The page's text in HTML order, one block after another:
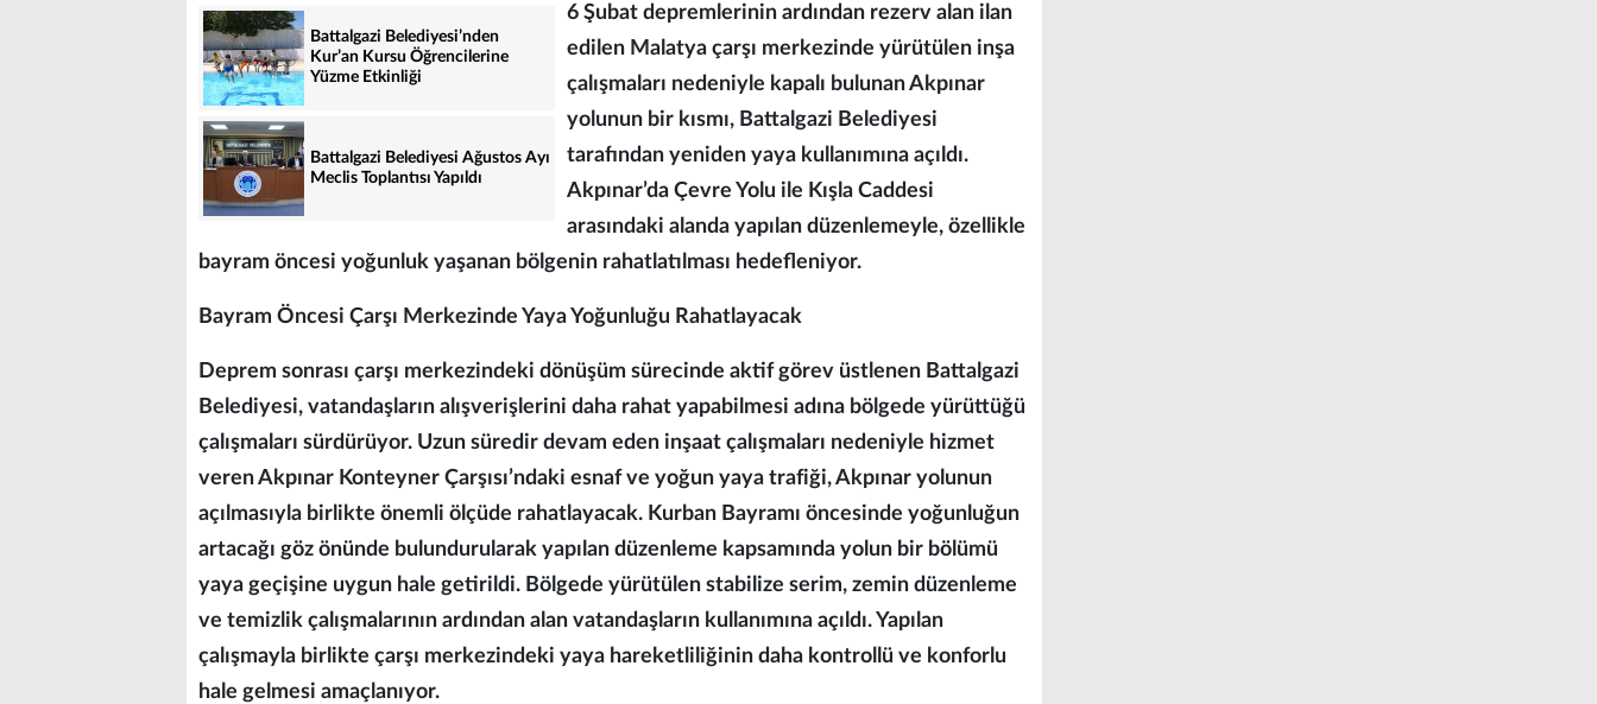
Battalgazi Belediyesi’nden
Kur’an Kursu Öğrencilerine
Yüzme Etkinliği
Battalgazi Belediyesi Ağustos Ayı
Meclis Toplantısı Yapıldı
6 Şubat depremlerinin ardından rezerv alan ilan
edilen Malatya çarşı merkezinde yürütülen inşa
çalışmaları nedeniyle kapalı bulunan Akpınar
yolunun bir kısmı, Battalgazi Belediyesi
tarafından yeniden yaya kullanımına açıldı.
Akpınar’da Çevre Yolu ile Kışla Caddesi
arasındaki alanda yapılan düzenlemeyle, özellikle
bayram öncesi yoğunluk yaşanan bölgenin rahatlatılması hedefleniyor.
Bayram Öncesi Çarşı Merkezinde Yaya Yoğunluğu Rahatlayacak
Deprem sonrası çarşı merkezindeki dönüşüm sürecinde aktif görev üstlenen Battalgazi
Belediyesi, vatandaşların alışverişlerini daha rahat yapabilmesi adına bölgede yürüttüğü
çalışmaları sürdürüyor. Uzun süredir devam eden inşaat çalışmaları nedeniyle hizmet
veren Akpınar Konteyner Çarşısı’ndaki esnaf ve yoğun yaya trafiği, Akpınar yolunun
açılmasıyla birlikte önemli ölçüde rahatlayacak. Kurban Bayramı öncesinde yoğunluğun
artacağı göz önünde bulundurularak yapılan düzenleme kapsamında yolun bir bölümü
yaya geçişine uygun hale getirildi. Bölgede yürütülen stabilize serim, zemin düzenleme
ve temizlik çalışmalarının ardından alan vatandaşların kullanımına açıldı. Yapılan
çalışmayla birlikte çarşı merkezindeki yaya hareketliliğinin daha kontrollü ve konforlu
hale gelmesi amaçlanıyor.